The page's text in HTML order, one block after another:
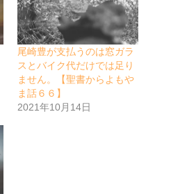
尾崎豊が支払うのは窓ガラ
スとバイク代だけでは足り
ません。【聖書からよもや
ま話６６】
2021年10月14日